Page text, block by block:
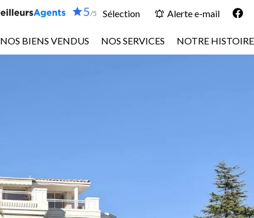
5/5 Sélection Alerte e-mail
NOS BIENS VENDUS NOS SERVICES NOTRE HISTOIRE